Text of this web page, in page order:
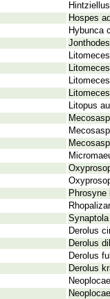
Hospes
Hybunca
Litopus
Phrosyne
Derolus
Derolus
Derolus
Derolus